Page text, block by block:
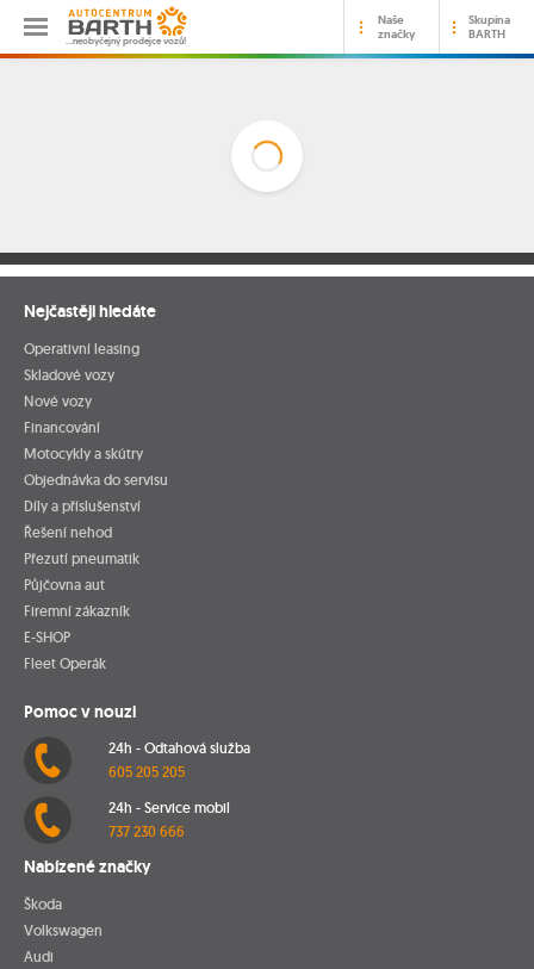
…neobyčejný prodejce vozů!
Naše
značky
Skupina
BARTH
Nejčastěji hledáte
Operativní leasing
Skladové vozy
Nové vozy
Financování
Motocykly a skútry
Objednávka do servisu
Díly a příslušenství
Řešení nehod
Přezutí pneumatik
Půjčovna aut
Firemní zákazník
E-SHOP
Fleet Operák
Pomoc v nouzi
24h - Odtahová služba
605 205 205
24h - Service mobil
737 230 666
Nabízené značky
Škoda
Volkswagen
Audi